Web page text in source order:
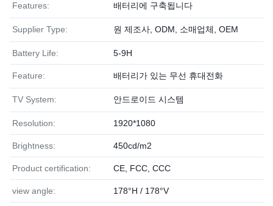
Features: 배터리에 구축됩니다
Supplier Type: 원 제조사, ODM, 소매업체, OEM
Battery Life: 5-9H
Feature: 배터리가 있는 무선 휴대전화
TV System: 안드로이드 시스템
Resolution: 1920*1080
Brightness: 450cd/m2
Product certification: CE, FCC, CCC
view angle: 178°H / 178°V